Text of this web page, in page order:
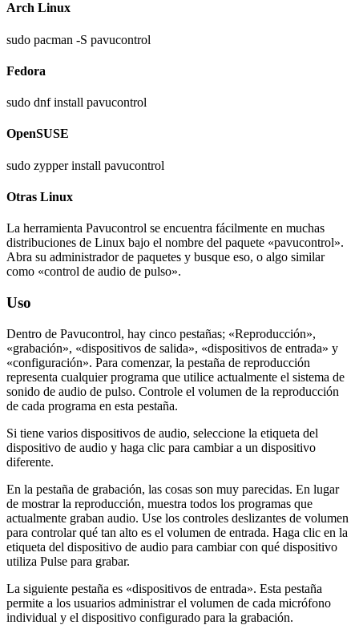
Arch Linux
sudo pacman -S pavucontrol
Fedora
sudo dnf install pavucontrol
OpenSUSE
sudo zypper install pavucontrol
Otras Linux
La herramienta Pavucontrol se encuentra fácilmente en muchas
distribuciones de Linux bajo el nombre del paquete «pavucontrol».
Abra su administrador de paquetes y busque eso, o algo similar
como «control de audio de pulso».
Uso
Dentro de Pavucontrol, hay cinco pestañas; «Reproducción»,
«grabación», «dispositivos de salida», «dispositivos de entrada» y
«configuración». Para comenzar, la pestaña de reproducción
representa cualquier programa que utilice actualmente el sistema de
sonido de audio de pulso. Controle el volumen de la reproducción
de cada programa en esta pestaña.
Si tiene varios dispositivos de audio, seleccione la etiqueta del
dispositivo de audio y haga clic para cambiar a un dispositivo
diferente.
En la pestaña de grabación, las cosas son muy parecidas. En lugar
de mostrar la reproducción, muestra todos los programas que
actualmente graban audio. Use los controles deslizantes de volumen
para controlar qué tan alto es el volumen de entrada. Haga clic en la
etiqueta del dispositivo de audio para cambiar con qué dispositivo
utiliza Pulse para grabar.
La siguiente pestaña es «dispositivos de entrada». Esta pestaña
permite a los usuarios administrar el volumen de cada micrófono
individual y el dispositivo configurado para la grabación.